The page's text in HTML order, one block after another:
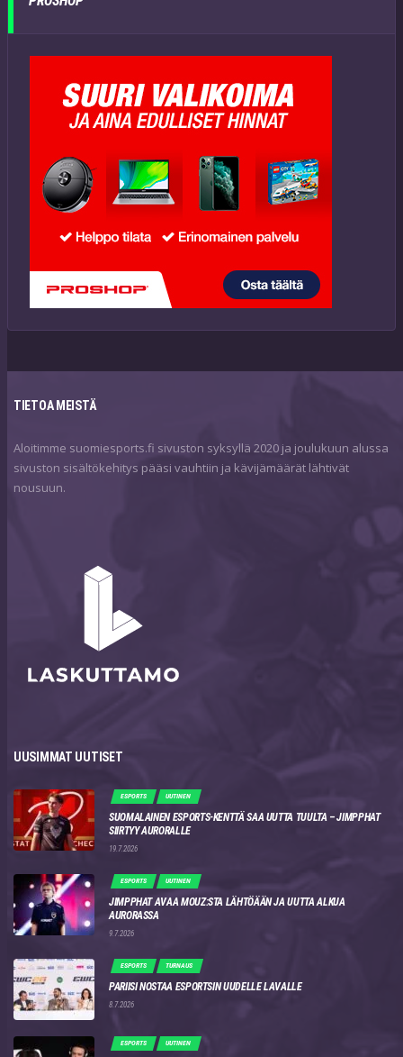
TIETOA MEISTÄ
Aloitimme suomiesports.fi sivuston syksyllä 2020 ja joulukuun alussa
sivuston sisältökehitys pääsi vauhtiin ja kävijämäärät lähtivät
nousuun.
UUSIMMAT UUTISET
ESPORTS UUTINEN
SUOMALAINEN ESPORTS-KENTTÄ SAA UUTTA TUULTA – JIMPPHAT
SIIRTYY AURORALLE
19.7.2026
ESPORTS UUTINEN
JIMPPHAT AVAA MOUZ:STA LÄHTÖÄÄN JA UUTTA ALKUA
AURORASSA
9.7.2026
ESPORTS TURNAUS
PARIISI NOSTAA ESPORTSIN UUDELLE LAVALLE
8.7.2026
ESPORTS UUTINEN